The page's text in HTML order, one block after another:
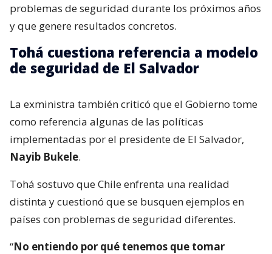
problemas de seguridad durante los próximos años
y que genere resultados concretos.
Tohá cuestiona referencia a modelo
de seguridad de El Salvador
La exministra también criticó que el Gobierno tome
como referencia algunas de las políticas
implementadas por el presidente de El Salvador,
Nayib Bukele.
Tohá sostuvo que Chile enfrenta una realidad
distinta y cuestionó que se busquen ejemplos en
países con problemas de seguridad diferentes.
“No entiendo por qué tenemos que tomar